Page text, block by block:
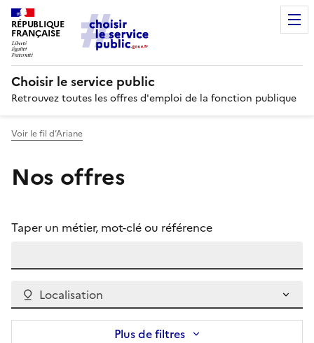
RÉPUBLIQUE
FRANÇAISE
Choisir le service public
Retrouvez toutes les offres d'emploi de la fonction publique
Voir le fil d’Ariane
Nos offres
Taper un métier, mot-clé ou référence
Localisation
Plus de filtres